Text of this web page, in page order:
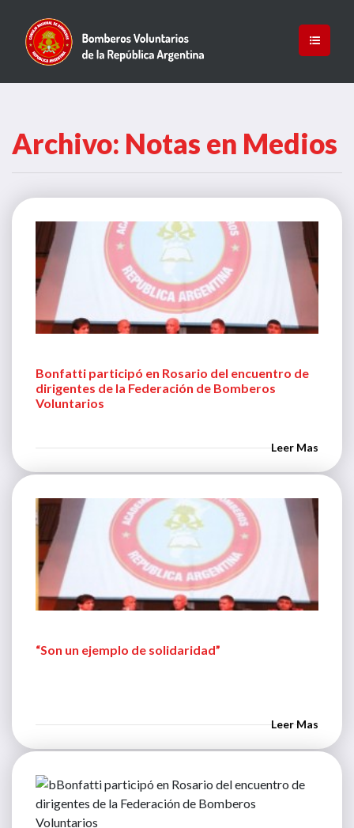
Archivo: Notas en Medios
Bonfatti participó en Rosario del encuentro de
dirigentes de la Federación de Bomberos
Voluntarios
Leer Mas
“Son un ejemplo de solidaridad”
Leer Mas